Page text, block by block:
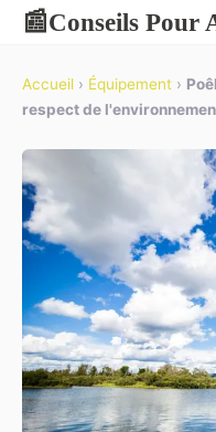
📰Conseils Pour
Accueil › Équipement ›
respect de